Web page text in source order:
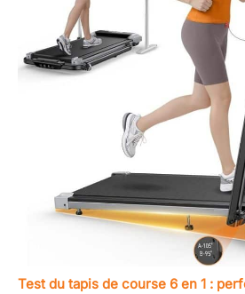
Test du tapis de course 6 en 1 :